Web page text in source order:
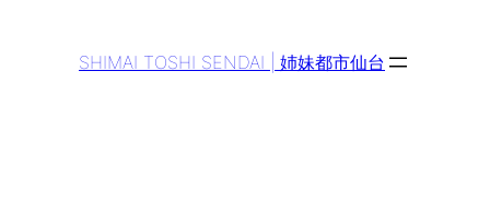
SHIMAI TOSHI SENDAI | 姉妹都市仙台